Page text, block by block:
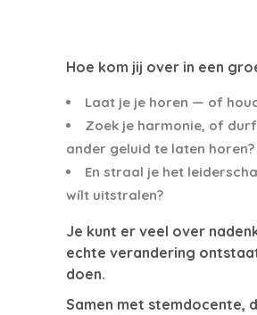
Hoe kom jij over in een
Laat je je horen — of
Zoek je harmonie, of
ander geluid te laten horen?
En straal je het
wílt uitstralen?
Je kunt er veel over
echte verandering
doen.
Samen met stemdocente,